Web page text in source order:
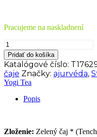
Pracujeme na naskladnení
množstvo
YOGI
TEA
Bio
Zelený
čaj
matcha
g
Pridať do košíka
Katalógové číslo:
čaje Značky: ajurvéda,
Yogi Tea
Popis
Zloženie: Zelený čaj *